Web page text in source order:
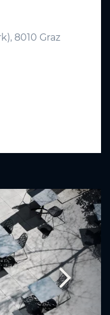
8010 Graz